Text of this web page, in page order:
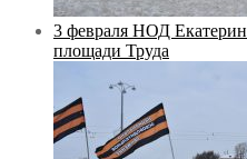
3 февраля НОД
площади Труда